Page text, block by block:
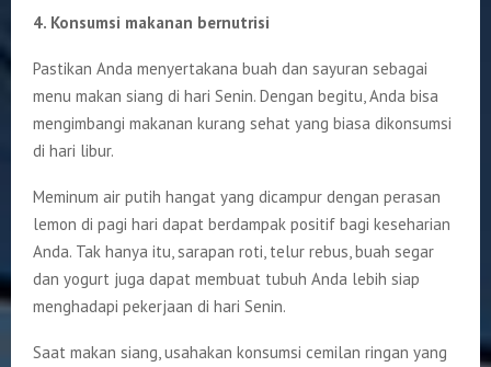
4. Konsumsi makanan bernutrisi
Pastikan Anda menyertakana buah dan sayuran sebagai
menu makan siang di hari Senin. Dengan begitu, Anda bisa
mengimbangi makanan kurang sehat yang biasa dikonsumsi
di hari libur.
Meminum air putih hangat yang dicampur dengan perasan
lemon di pagi hari dapat berdampak positif bagi keseharian
Anda. Tak hanya itu, sarapan roti, telur rebus, buah segar
dan yogurt juga dapat membuat tubuh Anda lebih siap
menghadapi pekerjaan di hari Senin.
Saat makan siang, usahakan konsumsi cemilan ringan yang